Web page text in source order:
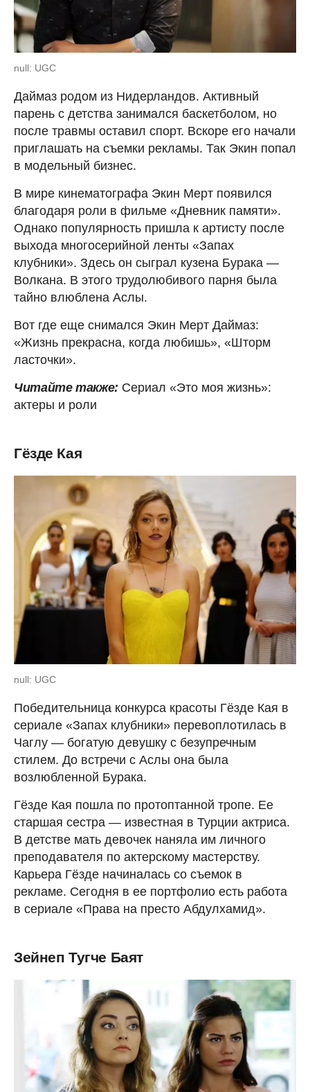
null: UGC
Даймаз родом из Нидерландов. Активный
парень с детства занимался баскетболом, но
после травмы оставил спорт. Вскоре его начали
приглашать на съемки рекламы. Так Экин попал
в модельный бизнес.
В мире кинематографа Экин Мерт появился
благодаря роли в фильме «Дневник памяти».
Однако популярность пришла к артисту после
выхода многосерийной ленты «Запах
клубники». Здесь он сыграл кузена Бурака —
Волкана. В этого трудолюбивого парня была
тайно влюблена Аслы.
Вот где еще снимался Экин Мерт Даймаз:
«Жизнь прекрасна, когда любишь», «Шторм
ласточки».
Читайте также: Сериал «Это моя жизнь»:
актеры и роли
Гёзде Кая
null: UGC
Победительница конкурса красоты Гёзде Кая в
сериале «Запах клубники» перевоплотилась в
Чаглу — богатую девушку с безупречным
стилем. До встречи с Аслы она была
возлюбленной Бурака.
Гёзде Кая пошла по протоптанной тропе. Ее
старшая сестра — известная в Турции актриса.
В детстве мать девочек наняла им личного
преподавателя по актерскому мастерству.
Карьера Гёзде начиналась со съемок в
рекламе. Сегодня в ее портфолио есть работа
в сериале «Права на престо Абдулхамид».
Зейнеп Тугче Баят